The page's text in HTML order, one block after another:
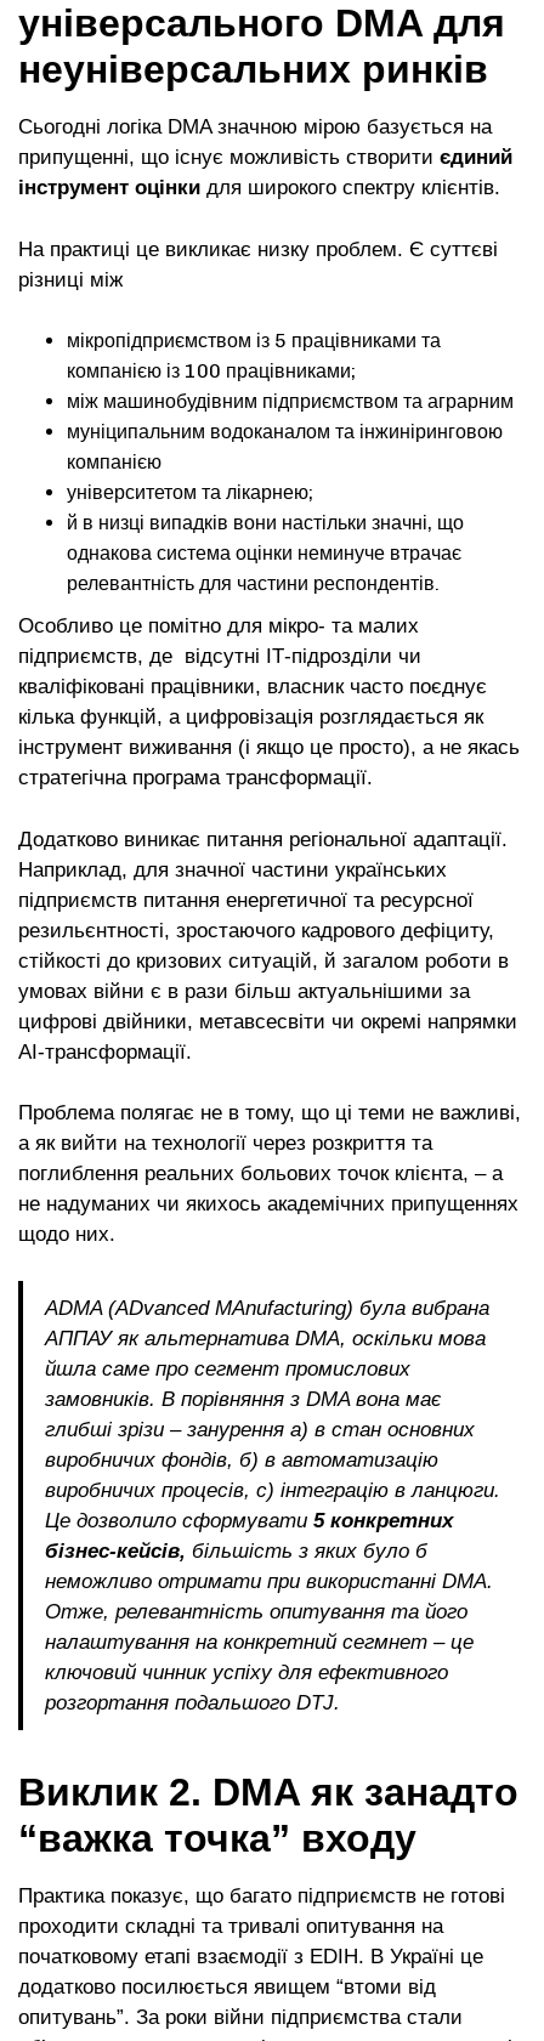
універсального DMA для
неуніверсальних ринків
Сьогодні логіка DMA значною мірою базується на
припущенні, що існує можливість створити єдиний
інструмент оцінки для широкого спектру клієнтів.
На практиці це викликає низку проблем. Є суттєві
різниці між
мікропідприємством із 5 працівниками та
компанією із 100 працівниками;
між машинобудівним підприємством та аграрним
муніципальним водоканалом та інжиніринговою
компанією
університетом та лікарнею;
й в низці випадків вони настільки значні, що
однакова система оцінки неминуче втрачає
релевантність для частини респондентів.
Особливо це помітно для мікро- та малих
підприємств, де відсутні ІТ-підрозділи чи
кваліфіковані працівники, власник часто поєднує
кілька функцій, а цифровізація розглядається як
інструмент виживання (і якщо це просто), а не якась
стратегічна програма трансформації.
Додатково виникає питання регіональної адаптації.
Наприклад, для значної частини українських
підприємств питання енергетичної та ресурсної
резильєнтності, зростаючого кадрового дефіциту,
стійкості до кризових ситуацій, й загалом роботи в
умовах війни є в рази більш актуальнішими за
цифрові двійники, метавсесвіти чи окремі напрямки
AI-трансформації.
Проблема полягає не в тому, що ці теми не важливі,
а як вийти на технології через розкриття та
поглиблення реальних больових точок клієнта, – а
не надуманих чи якихось академічних припущеннях
щодо них.
ADMA (ADvanced MAnufacturing) була вибрана
АППАУ як альтернатива DMA, оскільки мова
йшла саме про сегмент промислових
замовників. В порівняння з DMA вона має
глибші зрізи – занурення а) в стан основних
виробничих фондів, б) в автоматизацію
виробничих процесів, с) інтеграцію в ланцюги.
Це дозволило сформувати 5 конкретних
бізнес-кейсів, більшість з яких було б
неможливо отримати при використанні DMA.
Отже, релевантність опитування та його
налаштування на конкретний сегмнет – це
ключовий чинник успіху для ефективного
розгортання подальшого DTJ.
Виклик 2. DMA як занадто
“важка точка” входу
Практика показує, що багато підприємств не готові
проходити складні та тривалі опитування на
початковому етапі взаємодії з EDIH. В Україні це
додатково посилюється явищем “втоми від
опитувань”. За роки війни підприємства стали